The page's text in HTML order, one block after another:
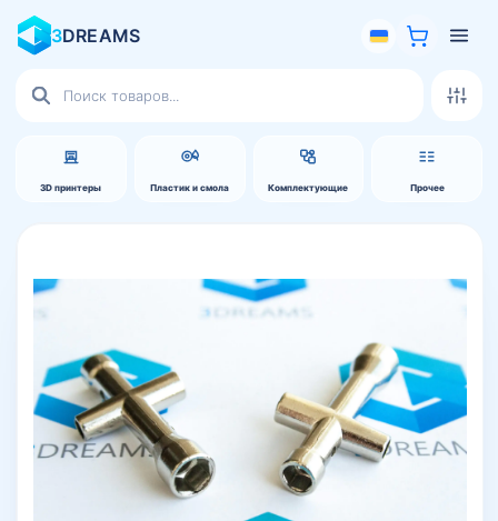
3DREAMS
3D принтеры Пластик и смола Комплектующие Прочее
товаров